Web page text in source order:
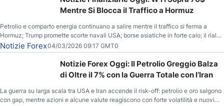
Mentre Si Blocca il Traffico a Hormuz
Petrolio e comparto energia continuano a salire mentre il traffico si ferma a
Hormuz; Trump promette scorte navali USA; borse asiatiche in forte calo; il rialzo
del gas naturale mette pressione all’euro.
Notizie Forex04/03/2026 09:17 GMT0
Notizie Forex Oggi: Il Petrolio Greggio Balza
di Oltre il 7% con la Guerra Totale con l’Iran
La guerra su larga scala tra USA e Iran accende il risk-off: petrolio e oro salgono
con gap, mentre azioni e alcune valute reagiscono con forte volatilità e nuovi